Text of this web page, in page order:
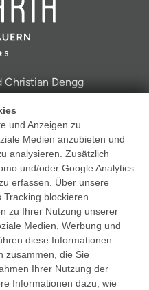
und Anzeigen zu
Medien anzubieten und
analysieren. Zusätzlich
und/oder Google Analytics
erfassen. Über unsere
blockieren.
zu Ihrer Nutzung unserer
Medien, Werbung und
diese Informationen
zusammen, die Sie
Ihrer Nutzung der
Informationen dazu, wie
Christian Dengg
7250